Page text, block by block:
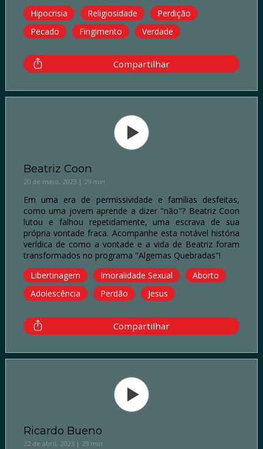
Hipocrisia
Religiosidade
Perdição
Pecado
Fingimento Verdade
Compartilhar
Beatriz Coon
20 de maio, 2023 | 29 min
Em uma era de permissividade e famílias desfeitas,
como uma jovem aprende a dizer "não"? Beatriz Coon
lutou e falhou repetidamente, uma escrava de sua
própria vontade fraca. Acompanhe esta notável história
verídica de como a vontade e a vida de Beatriz foram
transformados no programa "Algemas Quebradas"!
Libertinagem
Imoralidade Sexual
Aborto
Adolescência
Perdão Jesus
Compartilhar
Ricardo Bueno
22 de abril, 2023 | 29 min